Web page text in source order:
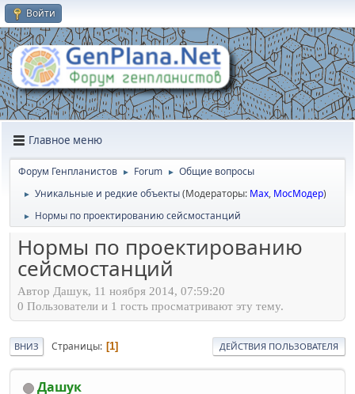
Войти
Главное меню
Форум Генпланистов ► Forum ► Общие вопросы
► Уникальные и редкие объекты(Модераторы: Max, МосМодер)
► Нормы по проектированию сейсмостанций
Нормы по проектированию
сейсмостанций
Автор Дашук, 11 ноября 2014, 07:59:20
0 Пользователи и 1 гость просматривают эту тему.
ВНИЗ Страницы 1 ДЕЙСТВИЯ ПОЛЬЗОВАТЕЛЯ
Дашук